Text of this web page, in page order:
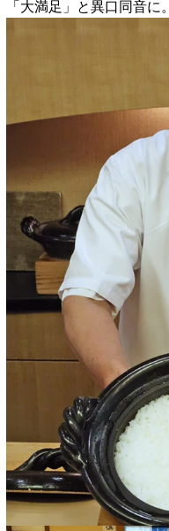
「大満足」と異口同音に。